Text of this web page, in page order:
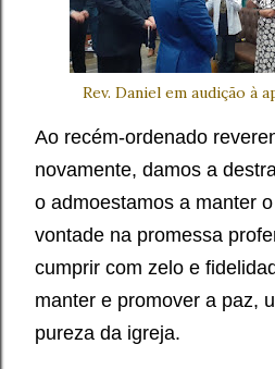
Rev. Daniel em audição à
Ao recém-ordenado
novamente, damos a
o admoestamos a manter
vontade na promessa
cumprir com zelo e
manter e promover a paz,
pureza da igreja.